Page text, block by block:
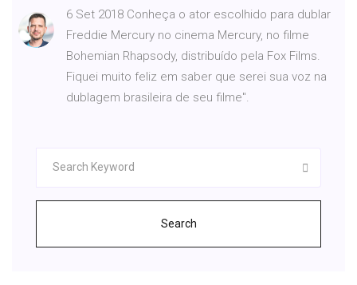
6 Set 2018 Conheça o ator escolhido para dublar
Freddie Mercury no cinema Mercury, no filme
Bohemian Rhapsody, distribuído pela Fox Films.
Fiquei muito feliz em saber que serei sua voz na
dublagem brasileira de seu filme".
Search